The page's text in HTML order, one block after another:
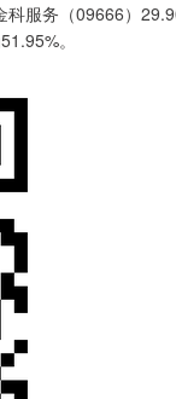
服务（09666）
。